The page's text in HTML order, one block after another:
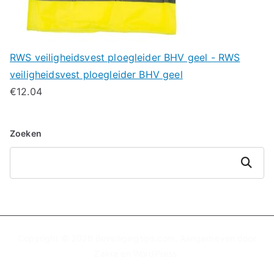
RWS veiligheidsvest ploegleider BHV geel - RWS
veiligheidsvest ploegleider BHV geel
€12.04
Zoeken
Zoeken